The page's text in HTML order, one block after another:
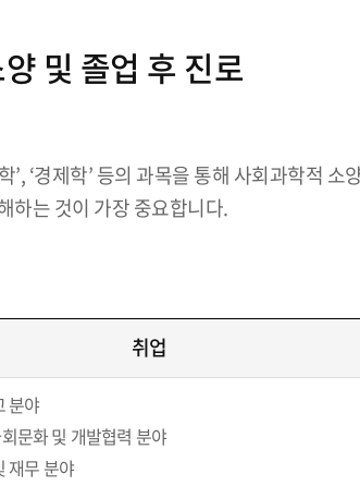
및 졸업 후 진로
’, ‘경제학’ 등의 과목을 통해 사회과학적
하는 것이 가장 중요합니다.
취업
분야
문화 및 개발협력 분야
재무 분야